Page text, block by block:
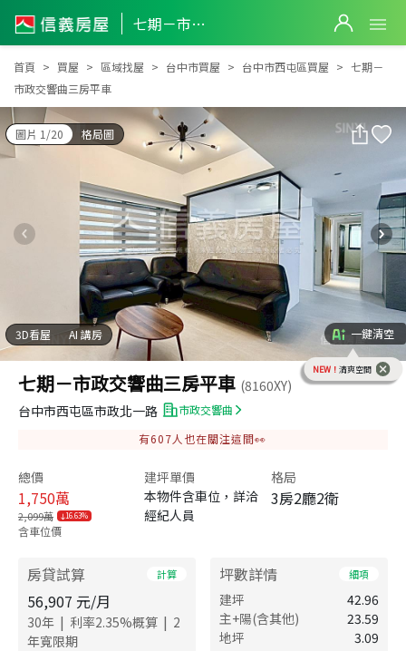
七期－市政交響曲三房平車
七期－市政交響曲三房平車
首頁 買屋 區域找屋 台中市買屋 台中市西屯區買屋
七期－
市政交響曲三房平車
圖片 1/20 格局圖
3D看屋 AI 講房 一鍵清空
NEW！ 清爽空間
七期－市政交響曲三房平車 (8160XY)
台中市西屯區市政北一路
市政交響曲
有607人也在關注這間👀
總價
1,750萬
2,099萬 16.63%
含車位價
建坪單價
本物件含車位，詳洽
經紀人員
格局
3房2廳2衛
房貸試算 計算
56,907 元/月
30年 | 利率2.35%概算 | 2
年寬限期
坪數詳情 細項
建坪
42.96
主+陽(含其他)
23.59
地坪
3.09